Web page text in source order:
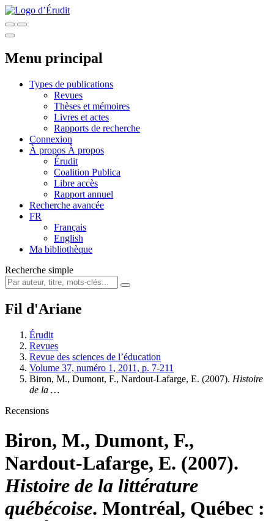
Menu principal
Types de publications
Revues
Thèses et mémoires
Livres et actes
Rapports de recherche
Connexion
À propos À propos
Érudit
Coalition Publica
Libre accès
Rapport annuel
Recherche avancée
FR
Français
English
Ma bibliothèque
Recherche simple
Fil d'Ariane
Érudit
Revues
Revue des sciences de l’éducation
Volume 37, numéro 1, 2011, p. 7-211
Biron, M., Dumont, F., Nardout-Lafarge, E. (2007). Histoire
de la …
Recensions
Biron, M., Dumont, F.,
Nardout-Lafarge, E. (2007).
Histoire de la littérature
québécoise. Montréal, Québec :